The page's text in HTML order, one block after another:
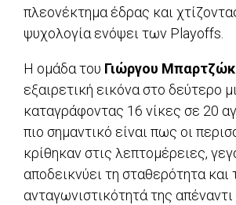
πλεονέκτημα έδρας και
ψυχολογία ενόψει των Playoffs.
Η ομάδα του Γιώργου
εξαιρετική εικόνα στο δεύτερο
καταγράφοντας 16 νίκες σε 20
πιο σημαντικό είναι πως οι
κρίθηκαν στις λεπτομέρειες,
αποδεικνύει τη σταθερότητα και
ανταγωνιστικότητά της